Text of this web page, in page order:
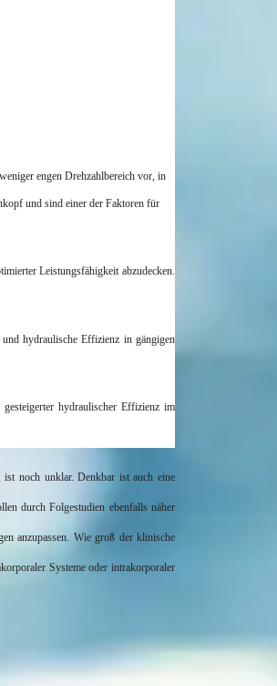
engen Drehzahlbereich vor, in
und sind einer der Faktoren für
Leistungsfähigkeit abzudecken.
hydraulische Effizienz in gängigen
hydraulischer Effizienz im
noch unklar. Denkbar ist auch eine
durch Folgestudien ebenfalls näher
anzupassen. Wie groß der klinische
Systeme oderintrakorporaler